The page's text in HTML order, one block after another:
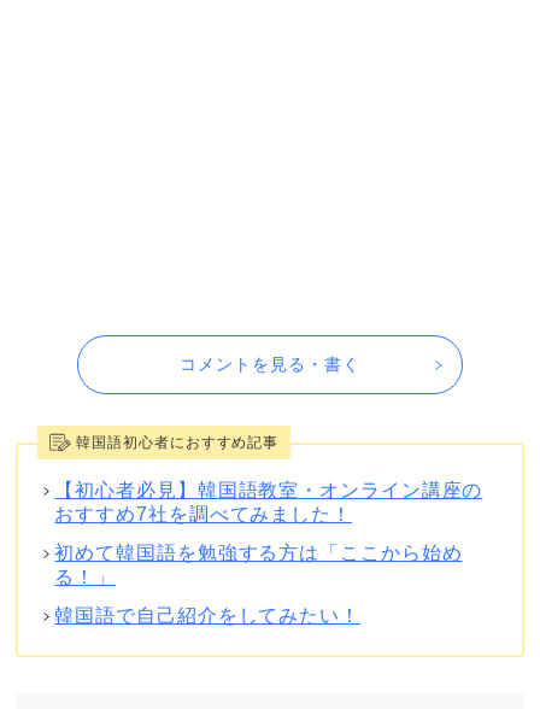
コメントを見る・書く
韓国語初心者におすすめ記事
【初心者必見】韓国語教室・オンライン講座の
おすすめ7社を調べてみました！
初めて韓国語を勉強する方は「ここから始め
る！」
韓国語で自己紹介をしてみたい！